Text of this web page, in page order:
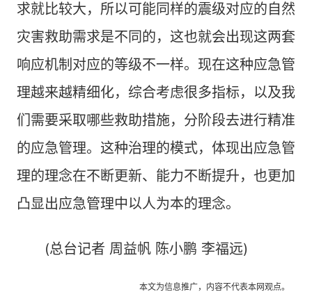
求就比较大，所以可能同样的震级对应的自然
灾害救助需求是不同的，这也就会出现这两套
响应机制对应的等级不一样。现在这种应急管
理越来越精细化，综合考虑很多指标，以及我
们需要采取哪些救助措施，分阶段去进行精准
的应急管理。这种治理的模式，体现出应急管
理的理念在不断更新、能力不断提升，也更加
凸显出应急管理中以人为本的理念。
(总台记者 周益帆 陈小鹏 李福远)
本文为信息推广，内容不代表本网观点。